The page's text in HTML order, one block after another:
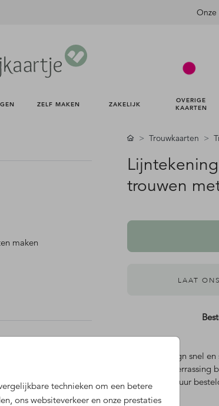
Onze
ZELF MAKEN ZAKELIJK
OVERIGE
KAARTEN
technieken om een betere
ons websiteverkeer en onze prestaties
maken
Trouwkaarten
trouwen
LAAT
Dit design snel
verrassing
Voor 18 uur